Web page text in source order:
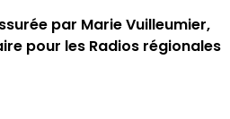
par Marie Vuilleumier,
pour les Radios régionales